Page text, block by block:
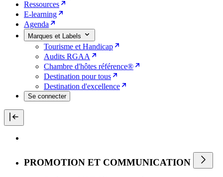
Ressources
E-learning
Agenda
Marques et Labels
Tourisme et Handicap
Audits RGAA
Chambre d'hôtes référence®
Destination pour tous
Destination d'excellence
Se connecter
PROMOTION ET COMMUNICATION